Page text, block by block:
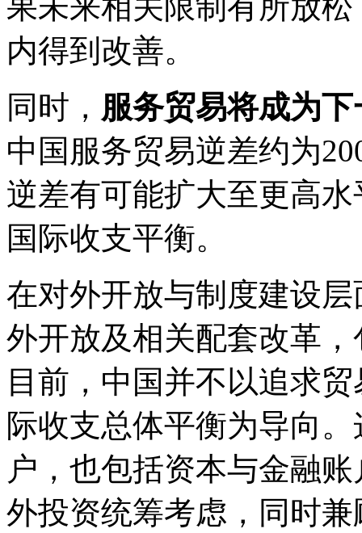
内得到改善。
同时， 服务贸易将成为
中国服务贸易逆差约为
逆差有可能扩大至更高
国际收支平衡。
在对外开放与制度建设
外开放及相关配套改革
目前，中国并不以追求
际收支总体平衡为导向
户，也包括资本与金融
外投资统筹考虑，同时